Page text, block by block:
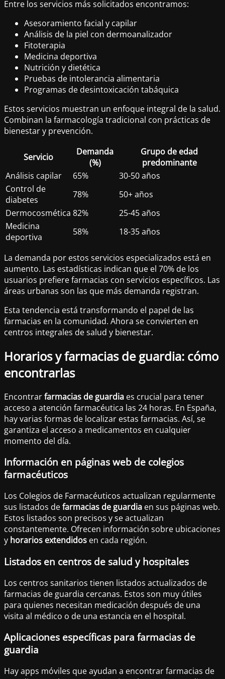
Entre los servicios más solicitados encontramos:
Asesoramiento facial y capilar
Análisis de la piel con dermoanalizador
Fitoterapia
Medicina deportiva
Nutrición y dietética
Pruebas de intolerancia alimentaria
Programas de desintoxicación tabáquica
Estos servicios muestran un enfoque integral de la salud.
Combinan la farmacología tradicional con prácticas de
bienestar y prevención.
Servicio
Demanda
(%)
Grupo de edad
predominante
Análisis capilar
65%
30-50 años
Control de
diabetes
78%
50+ años
Dermocosmética 82%
25-45 años
Medicina
deportiva
58% 18-35 años
La demanda por estos servicios especializados está en
aumento. Las estadísticas indican que el 70% de los
usuarios prefiere farmacias con servicios específicos. Las
áreas urbanas son las que más demanda registran.
Esta tendencia está transformando el papel de las
farmacias en la comunidad. Ahora se convierten en
centros integrales de salud y bienestar.
Horarios y farmacias de guardia: cómo
encontrarlas
Encontrarfarmacias de guardia es crucial para tener
acceso a atención farmacéutica las 24 horas. En España,
hay varias formas de localizar estas farmacias. Así, se
garantiza el acceso a medicamentos en cualquier
momento del día.
Información en páginas web de colegios
farmacéuticos
Los Colegios de Farmacéuticos actualizan regularmente
sus listados defarmacias de guardia en sus páginas web.
Estos listados son precisos y se actualizan
constantemente. Ofrecen información sobre ubicaciones
y horarios extendidos en cada región.
Listados en centros de salud y hospitales
Los centros sanitarios tienen listados actualizados de
farmacias de guardia cercanas. Estos son muy útiles
para quienes necesitan medicación después de una
visita al médico o de una estancia en el hospital.
Aplicaciones específicas para farmacias de
guardia
Hay apps móviles que ayudan a encontrar farmacias de